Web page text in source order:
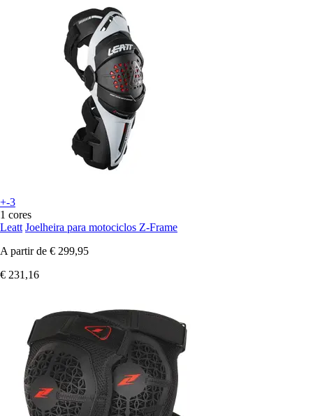
+-3
1 cores
Leatt Joelheira para motociclos Z-Frame
A partir de € 299,95
€ 231,16